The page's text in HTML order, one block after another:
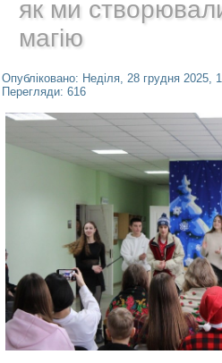
як ми
магію
Опубліковано: Неділя, 28 грудня 2025,
Перегляди: 616